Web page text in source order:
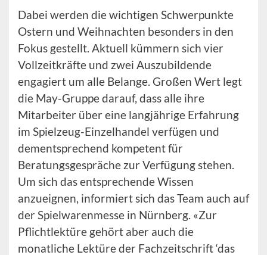
Dabei werden die wichtigen Schwerpunkte
Ostern und Weihnachten besonders in den
Fokus gestellt. Aktuell kümmern sich vier
Vollzeitkräfte und zwei Auszubildende
engagiert um alle Belange. Großen Wert legt
die May-Gruppe darauf, dass alle ihre
Mitarbeiter über eine langjährige Erfahrung
im Spielzeug-Einzelhandel verfügen und
dementsprechend kompetent für
Beratungsgespräche zur Verfügung stehen.
Um sich das entsprechende Wissen
anzueignen, informiert sich das Team auch auf
der Spielwarenmesse in Nürnberg. «Zur
Pflichtlektüre gehört aber auch die
monatliche Lektüre der Fachzeitschrift ‘das